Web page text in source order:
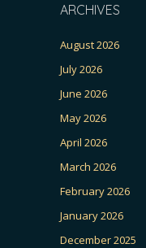
ARCHIVES
August 2026
July 2026
June 2026
May 2026
April 2026
March 2026
February 2026
January 2026
December 2025